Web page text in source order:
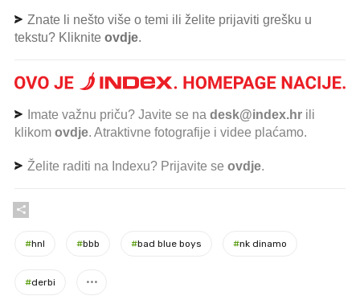
Znate li nešto više o temi ili želite prijaviti grešku u
tekstu? Kliknite ovdje.
Imate važnu priču? Javite se na desk@index.hr ili
klikom ovdje. Atraktivne fotografije i videe plaćamo.
Želite raditi na Indexu? Prijavite se ovdje.
#hnl #bbb #bad blue boys #nk dinamo
#derbi